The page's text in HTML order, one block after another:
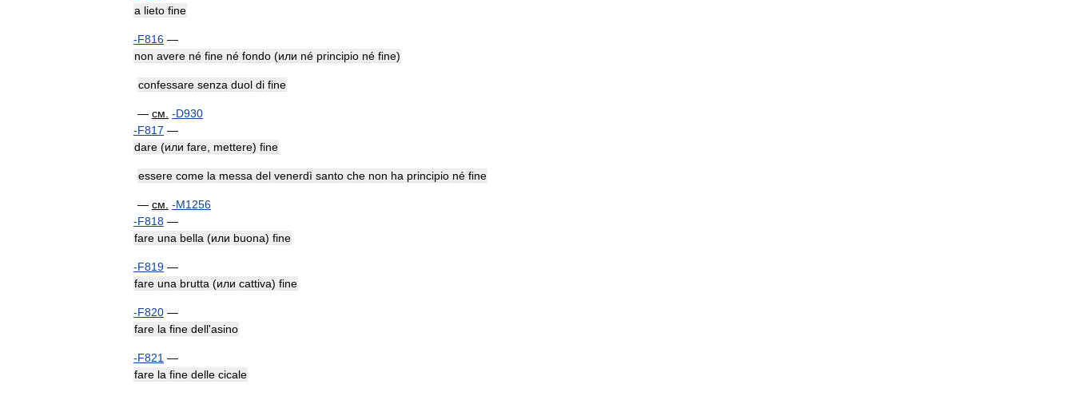
a lieto fine
-F816 —
non avere né fine né fondo (или né principio né fine)
confessare senza duol di fine
— см -D930
-F817 —
dare (или fare mettere) fine
essere come la messa del venerdì santo che non ha principio né fine
— см -M1256
-F818 —
fare una bella (или buona) fine
-F819 —
fare una brutta (или cattiva) fine
-F820 —
fare la fine dell'asino
-F821 —
fare la fine delle cicale